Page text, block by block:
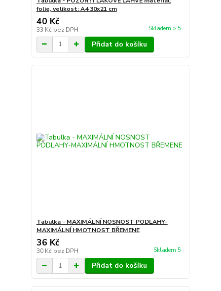
folie, velikost: A4 30x21 cm
40 Kč
33 Kč bez DPH Skladem > 5
Přidat do košíku
Tabulka - MAXIMÁLNÍ NOSNOST PODLAHY-
MAXIMÁLNÍ HMOTNOST BŘEMENE
36 Kč
30 Kč bez DPH Skladem 5
Přidat do košíku